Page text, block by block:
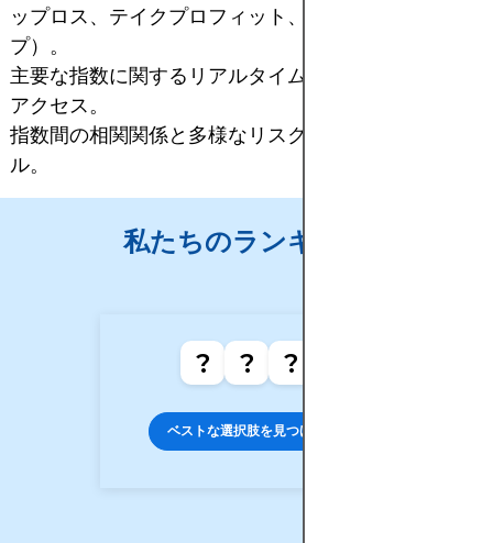
ップロス、テイクプロフィット、トレーリングストッ
プ）。
主要な指数に関するリアルタイムデータと市場深度へ
アクセス。
指数間の相関関係と多様なリスク管理のための分析ツ
ル。
私たちのランキング
? ? ?
ベストな選択肢を見つける